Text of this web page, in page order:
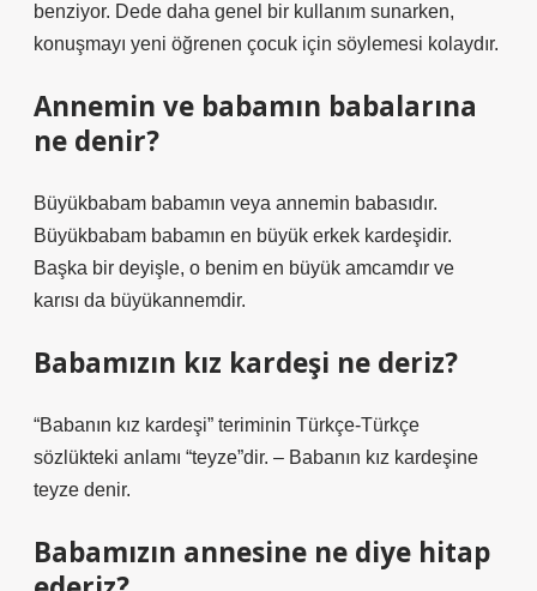
benziyor. Dede daha genel bir kullanım sunarken,
konuşmayı yeni öğrenen çocuk için söylemesi kolaydır.
Annemin ve babamın babalarına
ne denir?
Büyükbabam babamın veya annemin babasıdır.
Büyükbabam babamın en büyük erkek kardeşidir.
Başka bir deyişle, o benim en büyük amcamdır ve
karısı da büyükannemdir.
Babamızın kız kardeşi ne deriz?
“Babanın kız kardeşi” teriminin Türkçe-Türkçe
sözlükteki anlamı “teyze”dir. – Babanın kız kardeşine
teyze denir.
Babamızın annesine ne diye hitap